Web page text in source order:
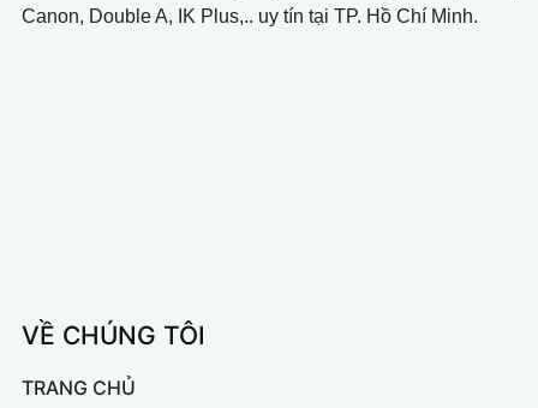
Canon, Double A, IK Plus,.. uy tín tại TP. Hồ Chí Minh.
VỀ CHÚNG TÔI
TRANG CHỦ